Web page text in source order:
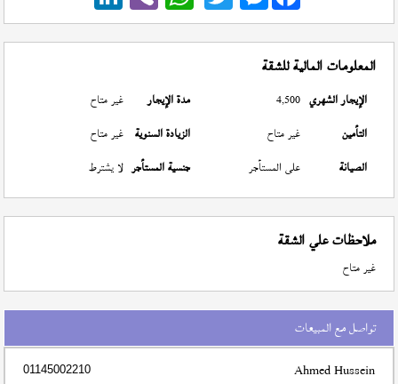
المعلومات المالية للشقة
الإيجار الشهري 4,500 مدة الإيجار
غير متاح
التأمين
غير متاح الزيادة السنوية غير متاح
الصيانة
على المستأجر جنسية المستأجر لا يشترط
ملاحظات علي الشقة
غير متاح
تواصل مع المبيعات
Ahmed Hussein
01145002210